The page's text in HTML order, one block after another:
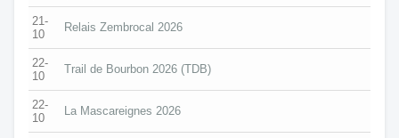
21-
10
Relais Zembrocal 2026
22-
10
Trail de Bourbon 2026 (TDB)
22-
10
La Mascareignes 2026